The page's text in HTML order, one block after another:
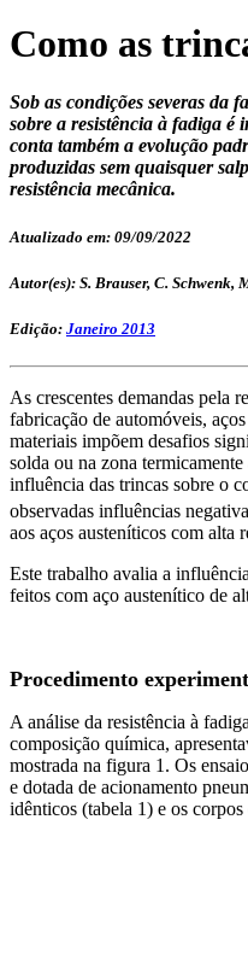
Como as
Sob as condições severas da
sobre a resistência à fadiga é
conta também a evolução
produzidas sem quaisquer
resistência mecânica.
Atualizado em: 09/09/2022
Autor(es): S. Brauser, C. Schwenk,
Edição: Janeiro 2013
As crescentes demandas pela
fabricação de automóveis,
materiais impõem desafios
solda ou na zona
influência das trincas sobre o
observadas influências
aos aços austeníticos com alta
Este trabalho avalia a
feitos com aço austenítico de
Procedimento
A análise da resistência à
composição química,
mostrada na figura 1. Os
e dotada de acionamento
idênticos (tabela 1) e os